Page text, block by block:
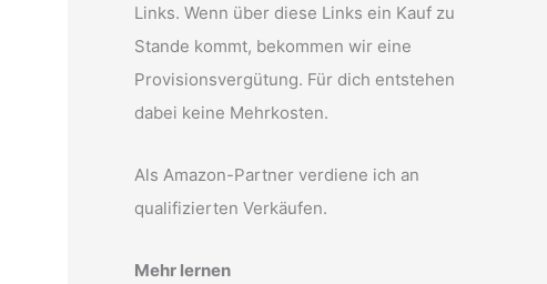
Links. Wenn über diese Links ein Kauf zu
Stande kommt, bekommen wir eine
Provisionsvergütung. Für dich entstehen
dabei keine Mehrkosten.
Als Amazon-Partner verdiene ich an
qualifizierten Verkäufen.
Mehr lernen